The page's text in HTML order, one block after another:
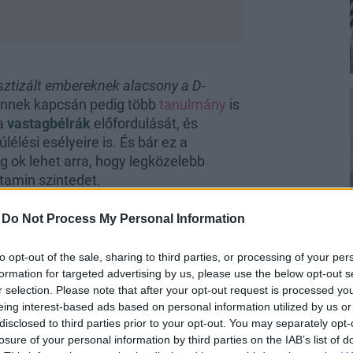
Do Not Process My Personal Information
opt-out of the sale, sharing to third parties, or processing of your
for targeted advertising by us, please use the below opt-out
selection. Please note that after your opt-out request is processed
interest-based ads based on personal information utilized by us
to third parties prior to your opt-out. You may separately
of your personal information by third parties on the IAB’s list of
embereknek alacsony a D-
kapcsán pedig több tanulmány is
vastagbélrák előfordulását, és
esélyeire is. És bár ez a
ok lehet arra, hogy legközelebb
szintedet.
diagnosztizált 55 év alattiak száma
ös 11%-ról (10-ből 1 ember) 2019-re
American Cancer Society